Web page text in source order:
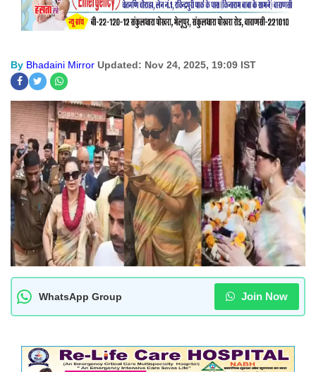
By Bhadaini Mirror Updated: Nov 24, 2025, 19:09 IST
WhatsApp Group Join Now